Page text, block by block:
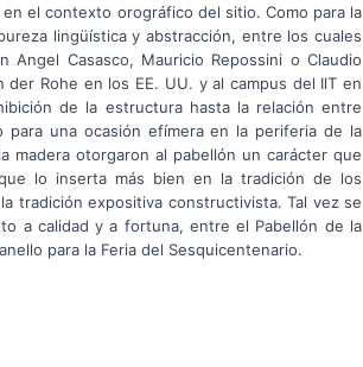
el contexto orográfico del sitio. Como para la
lingüística y abstracción, entre los cuales
Angel Casasco, Mauricio Repossini o Claudio
Rohe en los EE. UU. y al campus del IlT en
de la estructura hasta la relación entre
para una ocasión efímera en la periferia de la
madera otorgaron al pabellón un carácter que
lo inserta más bien en la tradición de los
tradición expositiva constructivista. Tal vez se
a calidad y a fortuna, entre el Pabellón de la
para la Feria del Sesquicentenario.